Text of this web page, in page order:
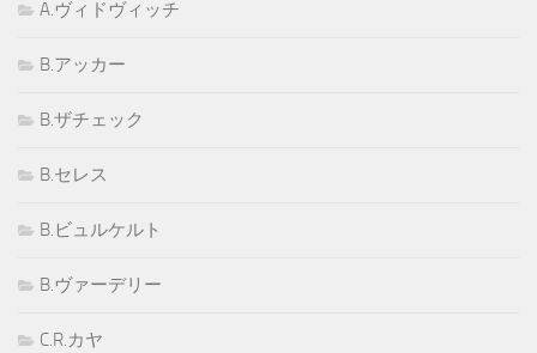
A.ヴィドヴィッチ
B.アッカー
B.ザチェック
B.セレス
B.ビュルケルト
B.ヴァーデリー
C.R.カヤ